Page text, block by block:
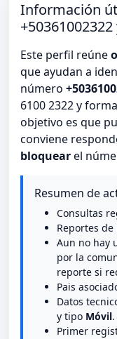
Información
Este perfil reúne
que ayudan a
número
6100 2322 y
objetivo es que
conviene
bloquearel
Resumen de
Consultas
Reportes
Aun no hay
por la
reporte si
Pais
Datos
y tipo Móvil.
Primer